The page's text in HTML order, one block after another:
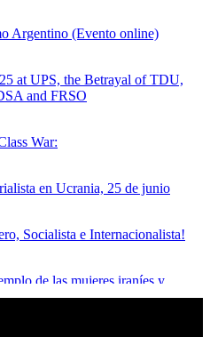
Argentino (Evento online)
at UPS, the Betrayal of TDU,
and FRSO
War:
en Ucrania, 25 de junio
Socialista e Internacionalista!
de las mujeres iraníes y
y el feminicidio